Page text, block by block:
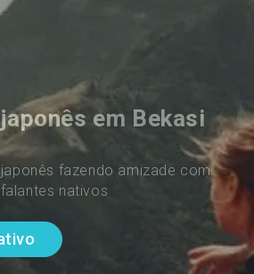
em Bekasi
fazendo amizade com
falantes nativos